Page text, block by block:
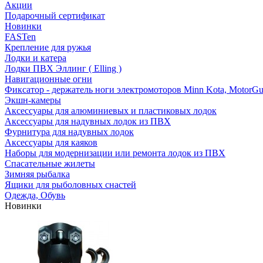
Акции
Подарочный сертификат
Новинки
FASTen
Крепление для ружья
Лодки и катера
Лодки ПВХ Эллинг ( Elling )
Навигационные огни
Фиксатор - держатель ноги электромоторов Minn Kota,
Экшн-камеры
Аксессуары для алюминиевых и пластиковых лодок
Аксессуары для надувных лодок из ПВХ
Фурнитура для надувных лодок
Аксессуары для каяков
Наборы для модернизации или ремонта лодок из ПВХ
Спасательные жилеты
Зимняя рыбалка
Ящики для рыболовных снастей
Одежда, Обувь
Новинки